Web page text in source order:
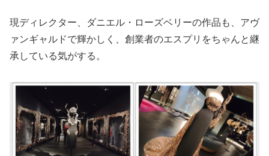
現ディレクター、ダニエル・ローズベリーの作品も、アヴ
ァンギャルドで輝かしく、創業者のエスプリをちゃんと継
承している気がする。